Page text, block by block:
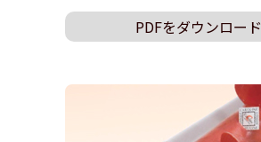
PDFをダウンロード